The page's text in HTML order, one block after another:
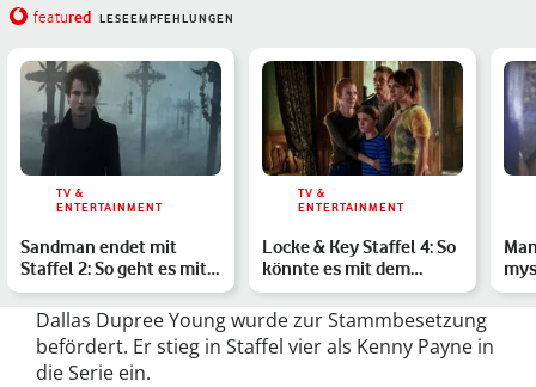
featured LESEEMPFEHLUNGEN
TV &
ENTERTAINMENT
Sandman endet mit
Staffel 2: So geht es mit
Morpheus bei Netflix …
TV &
ENTERTAINMENT
Locke & Key Staffel 4: So
könnte es mit dem
Schlüsseluniversum
we…
Dallas Dupree Young wurde zur Stammbesetzung
befördert. Er stieg in Staffel vier als Kenny Payne in
die Serie ein.